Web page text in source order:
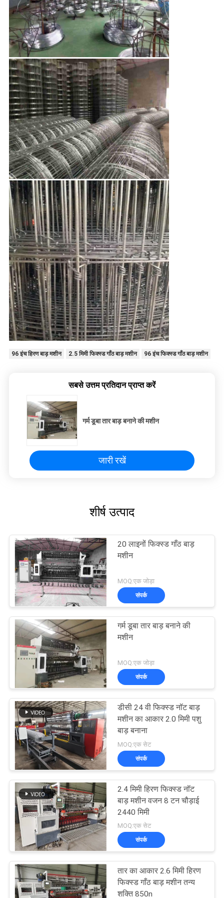
96 इंच हिरण बाड़ मशीन 2.5 मिमी फिक्स्ड गाँठ बाड़ मशीन 96 इंच फिक्स्ड गाँठ बाड़ मशीन
सबसे उत्तम प्रतिदान प्राप्त करें
गर्म डूबा तार बाड़ बनाने की मशीन
जारी रखें
शीर्ष उत्पाद
20 लाइनों फिक्स्ड गाँठ बाड़
मशीन
MOQ:एक जोड़ा
संपर्क
गर्म डूबा तार बाड़ बनाने की
मशीन
MOQ:एक जोड़ा
संपर्क
डीसी 24 वी फिक्स्ड नॉट बाड़
मशीन का आकार 2.0 मिमी पशु
बाड़ बनाना
MOQ:एक सेट
संपर्क
2.4 मिमी हिरण फिक्स्ड नॉट
बाड़ मशीन वजन 8 टन चौड़ाई
2440 मिमी
MOQ:एक सेट
संपर्क
तार का आकार 2.6 मिमी हिरण
फिक्स्ड गाँठ बाड़ मशीन तन्य
शक्ति 850n